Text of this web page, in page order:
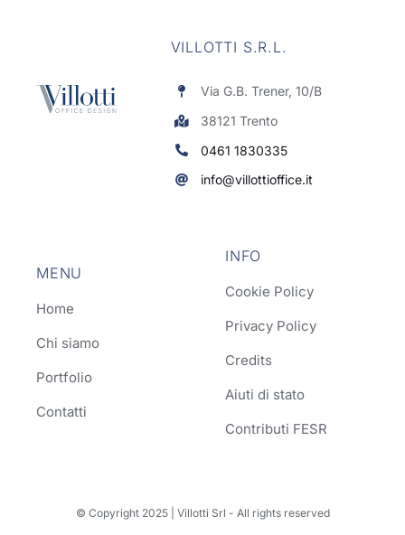
VILLOTTI S.R.L.
Via G.B. Trener, 10/B
38121 Trento
0461 1830335
info@villottioffice.it
MENU
Home
Chi siamo
Portfolio
Contatti
INFO
Cookie Policy
Privacy Policy
Credits
Aiuti di stato
Contributi FESR
© Copyright 2025 | Villotti Srl - All rights reserved